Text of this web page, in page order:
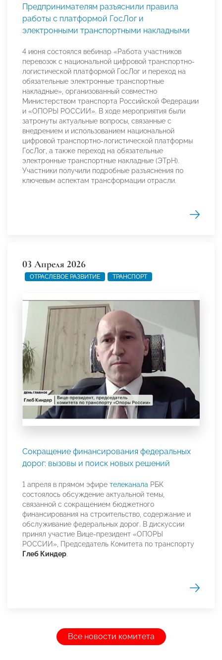
Предпринимателям разъяснили правила
работы с платформой ГосЛог и
электронными транспортными накладными
4 июня состоялся вебинар «Работа участников
перевозок с национальной цифровой транспортно-
логистической платформой ГосЛог и переход на
обязательные электронные транспортные
накладные», организованный совместно
Министерством транспорта Российской Федерации
и «ОПОРЫ РОССИИ». В ходе мероприятия были
затронуты актуальные вопросы, связанные с
внедрением и использованием национальной
цифровой транспортно-логистической платформы
ГосЛог, а также переход на обязательные
электронные транспортные накладные (ЭТрН).
Участники получили подробные разъяснения по
ключевым аспектам трансформации отрасли.
03 Апреля 2026
ОТРАСЛЕВОЕ РАЗВИТИЕ ТРАНСПОРТ
Сокращение финансирования федеральных
дорог: вызовы и поиск новых решений
1 апреля в прямом эфире телеканала РБК
состоялось обсуждение актуальной темы,
связанной с сокращением бюджетного
финансирования на строительство, содержание и
обслуживание федеральных дорог. В дискуссии
принял участие Вице-президент «ОПОРЫ
РОССИИ», Председатель Комитета по транспорту
Глеб Киндер.
Все новости комитета